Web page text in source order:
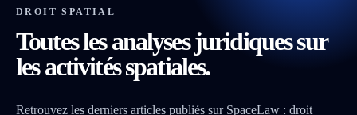
DROIT SPATIAL
Toutes les analyses juridiques sur
les activités spatiales.
Retrouvez les derniers articles publiés sur SpaceLaw : droit